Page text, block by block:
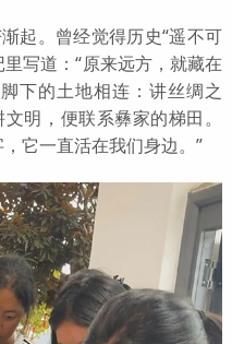
起。曾经觉得历史“遥不可
写道：“原来远方，就藏在
下的土地相连：讲丝绸之
明，便联系彝家的梯田。
它一直活在我们身边。”